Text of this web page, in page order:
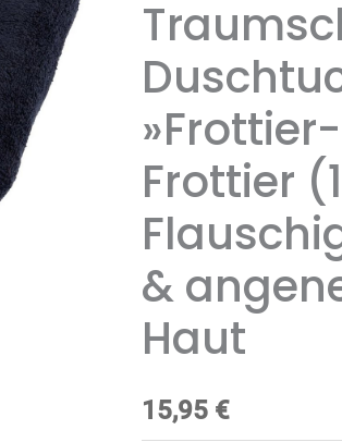
Frottier
&
Haut
15,95 €